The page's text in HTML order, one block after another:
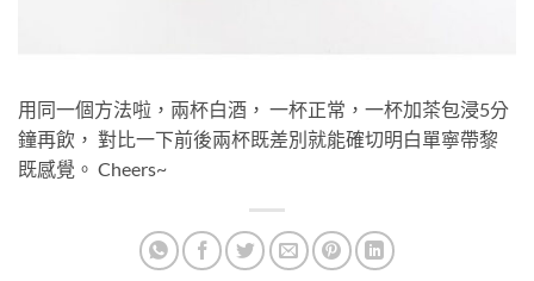
用同一個方法啦，兩杯白酒， 一杯正常，一杯加茶包浸5分
鐘再飲， 對比一下前後兩杯既差別就能確切明白單寧帶黎
既感覺。 Cheers~